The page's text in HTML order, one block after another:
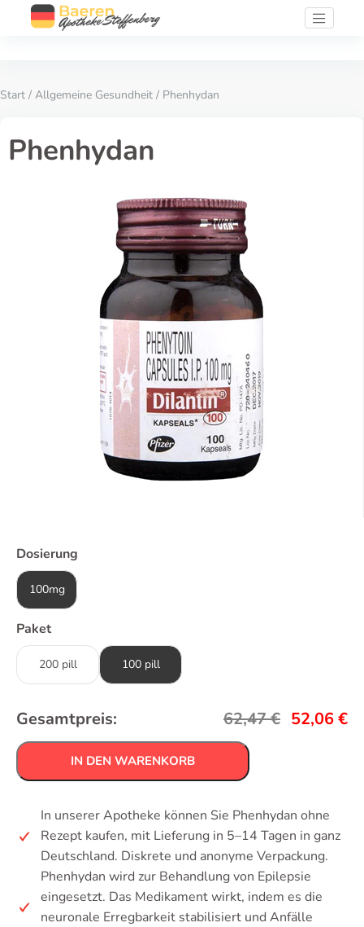
Start / Allgemeine Gesundheit / Phenhydan
Phenhydan
Dosierung
100mg
Paket
200 pill 100 pill
Gesamtpreis: 62,47€ 52,06€
IN DEN WARENKORB
In unserer Apotheke können Sie Phenhydan ohne
Rezept kaufen, mit Lieferung in 5–14 Tagen in ganz
Deutschland. Diskrete und anonyme Verpackung.
Phenhydan wird zur Behandlung von Epilepsie
eingesetzt. Das Medikament wirkt, indem es die
neuronale Erregbarkeit stabilisiert und Anfälle